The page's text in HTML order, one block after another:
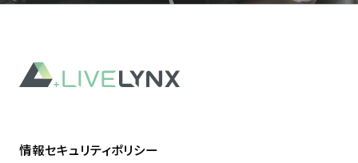
情報セキュリティポリシー